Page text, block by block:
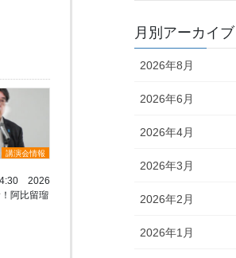
講演会情報
2026
阿比留瑠
月別アーカイブ
2026年8月
2026年6月
2026年4月
2026年3月
2026年2月
2026年1月